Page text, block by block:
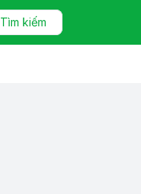
Tìm kiếm